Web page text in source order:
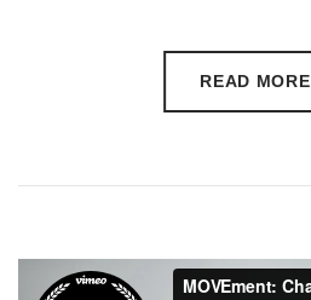
READ MORE